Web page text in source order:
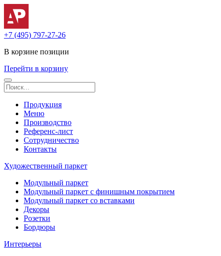
+7 (495) 797-27-26
В корзине позиции
Перейти в корзину
Продукция
Меню
Производство
Референс-лист
Сотрудничество
Контакты
Художественный паркет
Модульный паркет
Модульный паркет с финишным покрытием
Модульный паркет со вставками
Декоры
Розетки
Бордюры
Интерьеры